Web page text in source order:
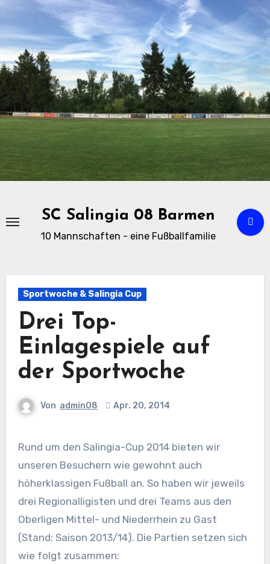
Zu
Inhalten
springen
SC Salingia 08 Barmen
10 Mannschaften - eine Fußballfamilie
Sportwoche & Salingia Cup
Drei Top-
Einlagespiele auf
der Sportwoche
Von admin08 Apr. 20, 2014
Rund um den Salingia-Cup 2014 bieten wir
unseren Besuchern wie gewohnt auch
höherklassigen Fußball an. So haben wir jeweils
drei Regionalligisten und drei Teams aus den
Oberligen Mittel- und Niederrhein zu Gast
(Stand: Saison 2013/14). Die Partien setzen sich
wie folgt zusammen: